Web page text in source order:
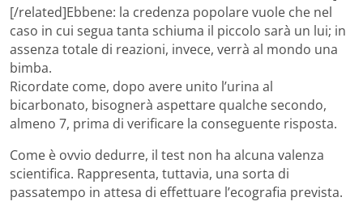
[/related]Ebbene: la credenza popolare vuole che nel
caso in cui segua tanta schiuma il piccolo sarà un lui; in
assenza totale di reazioni, invece, verrà al mondo una
bimba.
Ricordate come, dopo avere unito l’urina al
bicarbonato, bisognerà aspettare qualche secondo,
almeno 7, prima di verificare la conseguente risposta.
Come è ovvio dedurre, il test non ha alcuna valenza
scientifica. Rappresenta, tuttavia, una sorta di
passatempo in attesa di effettuare l’ecografia prevista.